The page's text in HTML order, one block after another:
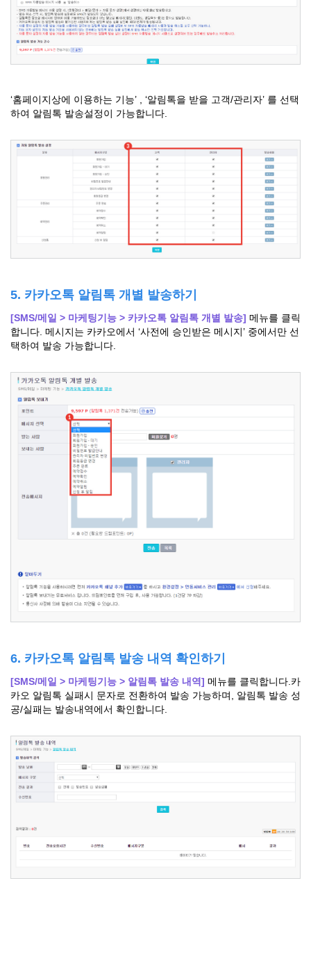
‘홈페이지상에 이용하는 기능’ , ‘알림톡을 받을 고객/관리자’ 를 선택
하여 알림톡 발송설정이 가능합니다.
5. 카카오톡 알림톡 개별 발송하기
[SMS/메일 > 마케팅기능 > 카카오톡 알림톡 개별 발송] 메뉴를 클릭
합니다. 메시지는 카카오에서 ‘사전에 승인받은 메시지’ 중에서만 선
택하여 발송 가능합니다.
6. 카카오톡 알림톡 발송 내역 확인하기
[SMS/메일 > 마케팅기능 > 알림톡 발송 내역] 메뉴를 클릭합니다.카
카오 알림톡 실패시 문자로 전환하여 발송 가능하며, 알림톡 발송 성
공/실패는 발송내역에서 확인합니다.